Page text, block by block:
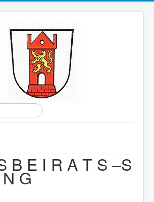
B E I R A T S –S
G